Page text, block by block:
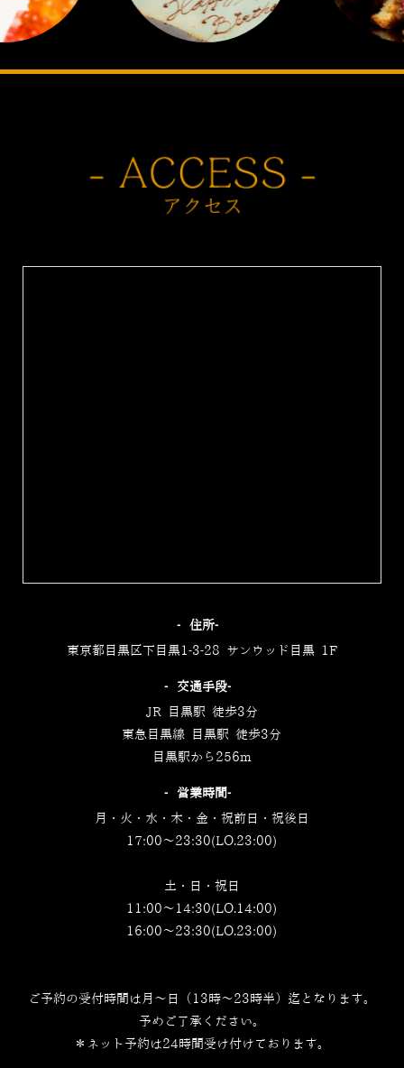
‐住所‐
東京都目黒区下目黒1-3-28 サンウッド目黒 1F
‐交通手段‐
JR 目黒駅 徒歩3分
東急目黒線 目黒駅 徒歩3分
目黒駅から256m
‐営業時間‐
月・火・水・木・金・祝前日・祝後日
17:00～23:30(LO.23:00)
土・日・祝日
11:00～14:30(LO.14:00)
16:00～23:30(LO.23:00)
ご予約の受付時間は月～日（13時～23時半）迄となります。
予めご了承ください。
＊ネット予約は24時間受け付けております。